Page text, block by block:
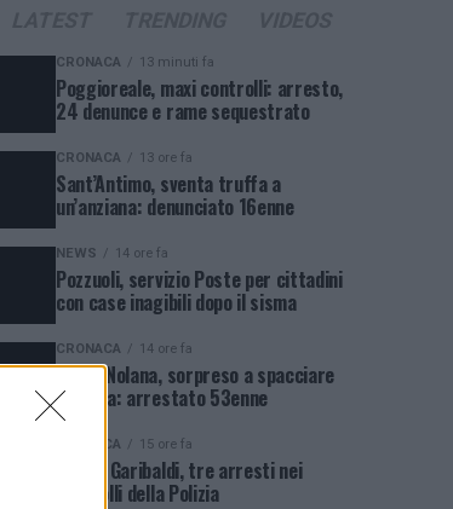
CRONACA 13 minuti fa
Poggioreale, maxi controlli: arresto,
24 denunce e rame sequestrato
CRONACA 13 ore fa
Sant’Antimo, sventa truffa a
un’anziana: denunciato 16enne
NEWS 14 ore fa
Pozzuoli, servizio Poste per cittadini
con case inagibili dopo il sisma
CRONACA 14 ore fa
Porta Nolana, sorpreso a spacciare
cocaina: arrestato 53enne
CRONACA 15 ore fa
Piazza Garibaldi, tre arresti nei
controlli della Polizia